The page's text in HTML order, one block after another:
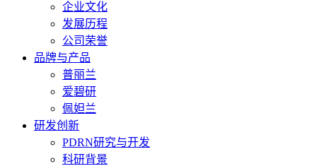
企业文化
发展历程
公司荣誉
品牌与产品
普丽兰
爱碧研
佩妲兰
研发创新
PDRN研究与开发
科研背景